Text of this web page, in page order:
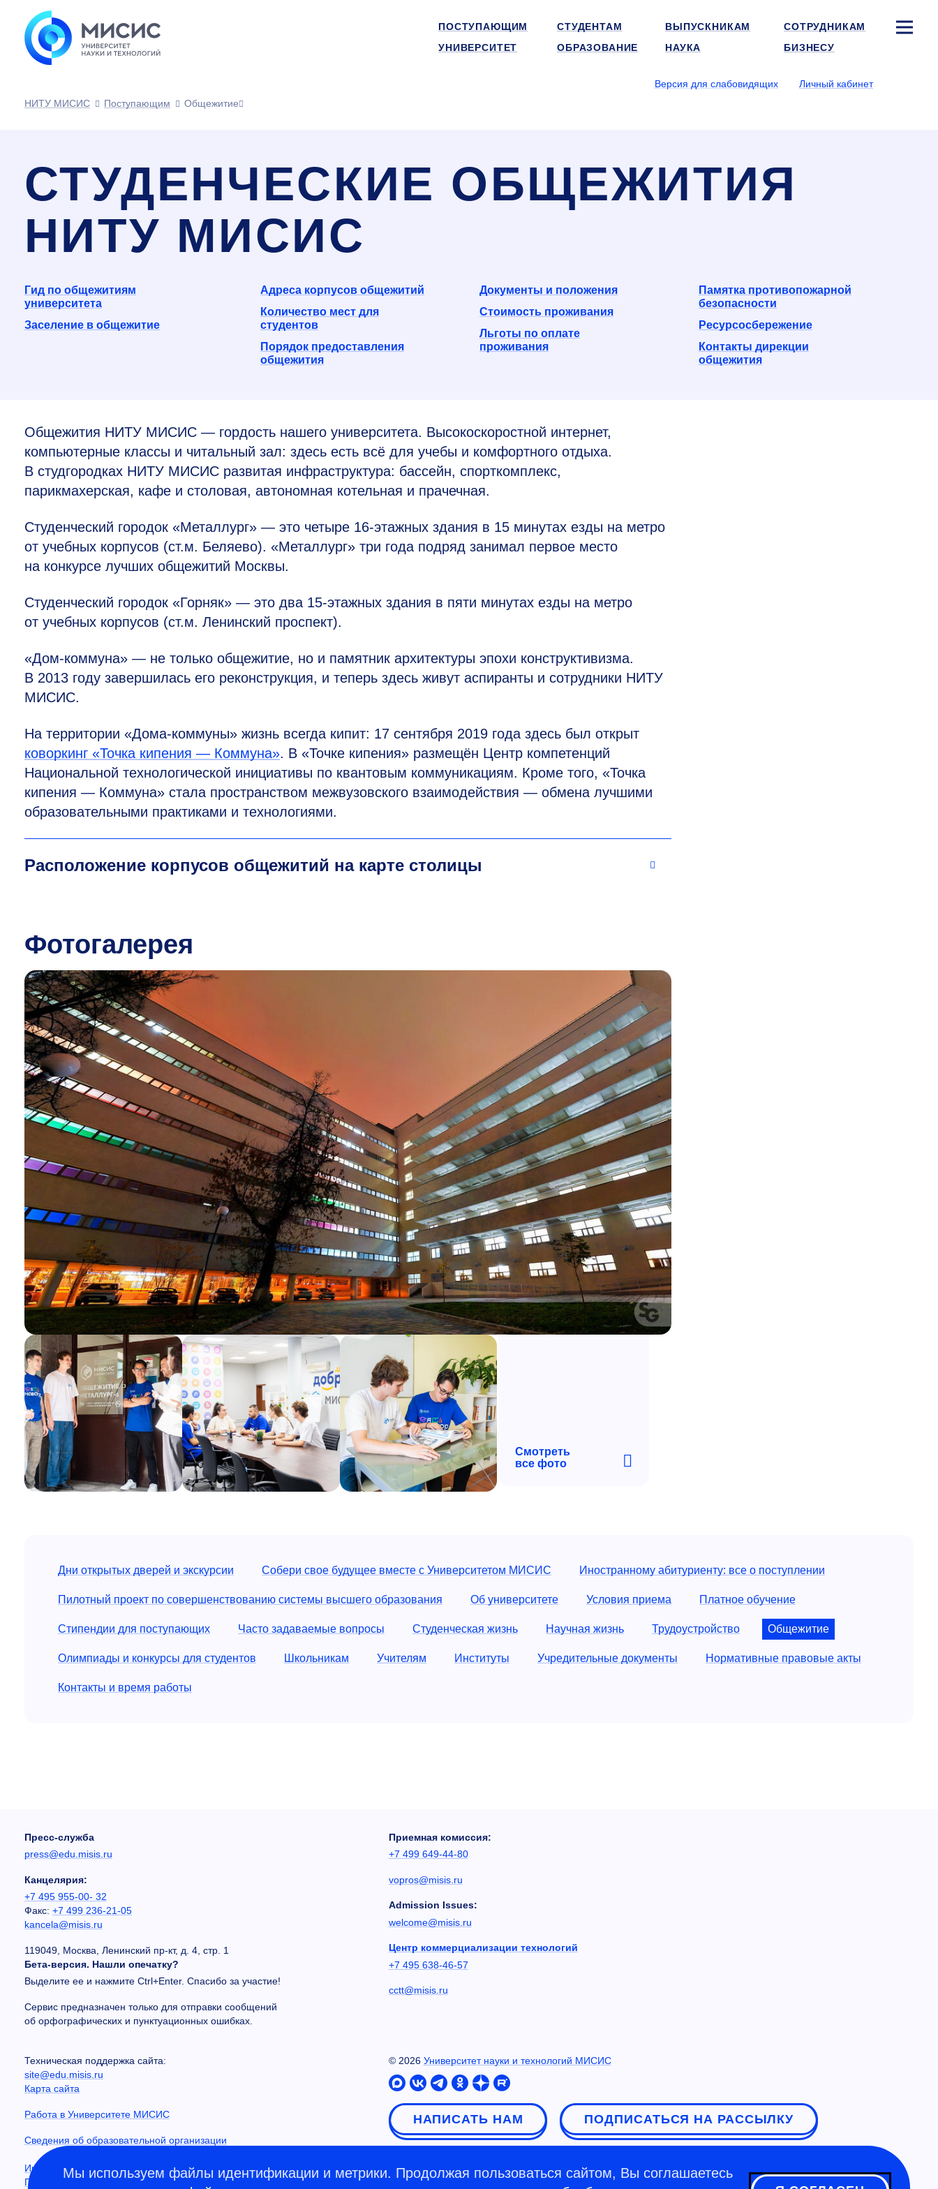
ПОСТУПАЮЩИМ СТУДЕНТАМ ВЫПУСКНИКАМ
СОТРУДНИКАМ
УНИВЕРСИТЕТ
ОБРАЗОВАНИЕ НАУКА БИЗНЕСУ
Версия для слабовидящих
Личный кабинет
НИТУ МИСИС
Поступающим Общежитие
СТУДЕНЧЕСКИЕ ОБЩЕЖИТИЯ
НИТУ МИСИС
Гид по общежитиям
университета
Заселение в общежитие
Адреса корпусов общежитий
Количество мест для
студентов
Порядок предоставления
общежития
Документы и положения
Стоимость проживания
Льготы по оплате
проживания
Памятка противопожарной
безопасности
Ресурсосбережениe
Контакты дирекции
общежития
Общежития НИТУ МИСИС — гордость нашего университета. Высокоскоростной интернет,
компьютерные классы и читальный зал: здесь есть всё для учебы и комфортного отдыха.
В студгородках НИТУ МИСИС развитая инфраструктура: бассейн, спорткомплекс,
парикмахерская, кафе и столовая, автономная котельная и прачечная.
Студенческий городок «Металлург» — это четыре 16-этажных здания в 15 минутах езды на метро
от учебных корпусов (ст.м. Беляево). «Металлург» три года подряд занимал первое место
на конкурсе лучших общежитий Москвы.
Студенческий городок «Горняк» — это два 15-этажных здания в пяти минутах езды на метро
от учебных корпусов (ст.м. Ленинский проспект).
«Дом-коммуна» — не только общежитие, но и памятник архитектуры эпохи конструктивизма.
В 2013 году завершилась его реконструкция, и теперь здесь живут аспиранты и сотрудники НИТУ
МИСИС.
На территории «Дома-коммуны» жизнь всегда кипит: 17 сентября 2019 года здесь был открыт
коворкинг «Точка кипения — Коммуна». В «Точке кипения» размещён Центр компетенций
Национальной технологической инициативы по квантовым коммуникациям. Кроме того, «Точка
кипения — Коммуна» стала пространством межвузовского взаимодействия — обмена лучшими
образовательными практиками и технологиями.
Расположение корпусов общежитий на карте столицы
Фотогалерея
Смотреть
все фото
Дни открытых дверей и экскурсии Собери свое будущее вместе с Университетом МИСИС Иностранному абитуриенту: все о поступлении
Пилотный проект по совершенствованию системы высшего образования Об университете Условия приема Платное обучение
Стипендии для поступающих Часто задаваемые вопросы Студенческая жизнь Научная жизнь Трудоустройство Общежитие
Олимпиады и конкурсы для студентов Школьникам Учителям Институты Учредительные документы Нормативные правовые акты
Контакты и время работы
Пресс-служба
press@edu.misis.ru
Канцелярия:
+7 495 955-00- 32
Факс: +7 499 236-21-05
kancela@misis.ru
119049, Москва, Ленинский пр-кт, д. 4, стр. 1
Бета-версия. Нашли опечатку?
Выделите ее и нажмите Ctrl+Enter. Спасибо за участие!
Сервис предназначен только для отправки сообщений
об орфографических и пунктуационных ошибках.
Приемная комиссия:
+7 499 649-44-80
vopros@misis.ru
Admission Issues:
welcome@misis.ru
Центр коммерциализации технологий
+7 495 638-46-57
cctt@misis.ru
Техническая поддержка сайта:
site@edu.misis.ru
Карта сайта
Работа в Университете МИСИС
Сведения об образовательной организации
Информация о закупках
Противодействие коррупции
© 2026 Университет науки и технологий МИСИС
НАПИСАТЬ НАМ ПОДПИСАТЬСЯ НА РАССЫЛКУ
Мы используем файлы идентификации и метрики. Продолжая пользоваться сайтом, Вы соглашаетесь